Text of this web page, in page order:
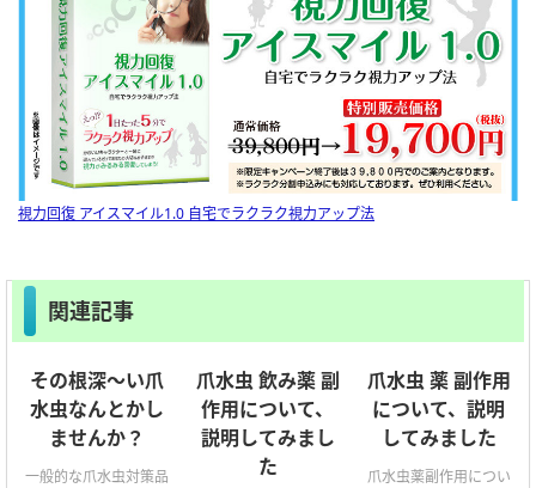
視力回復 アイスマイル1.0 自宅でラクラク視力アップ法
関連記事
その根深～い爪
水虫なんとかし
ませんか？
一般的な爪水虫対策品
爪水虫 飲み薬 副
作用について、
説明してみまし
た
爪水虫 薬 副作用
について、説明
してみました
爪水虫薬副作用につい